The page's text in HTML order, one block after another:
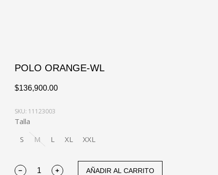
POLO ORANGE-WL
$136,900.00
SKU: 11123003
Talla
S
M L XL XXL
AÑADIR AL CARRITO